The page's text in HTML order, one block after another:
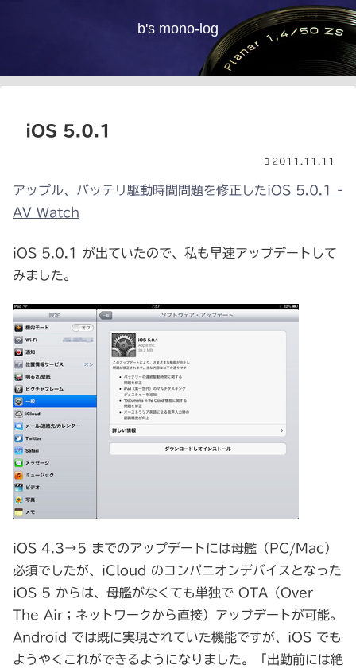
b's mono-log
iOS 5.0.1
2011.11.11
アップル、バッテリ駆動時間問題を修正したiOS 5.0.1 -
AV Watch
iOS 5.0.1 が出ていたので、私も早速アップデートして
みました。
iOS 4.3→5 までのアップデートには母艦（PC/Mac）
必須でしたが、iCloud のコンパニオンデバイスとなった
iOS 5 からは、母艦がなくても単独で OTA（Over
The Air；ネットワークから直接）アップデートが可能。
Android では既に実現されていた機能ですが、iOS でも
ようやくこれができるようになりました。「出勤前には絶